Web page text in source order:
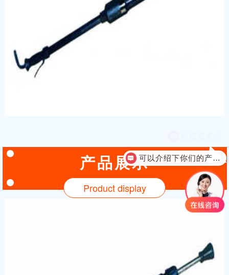
产品展示
Product display